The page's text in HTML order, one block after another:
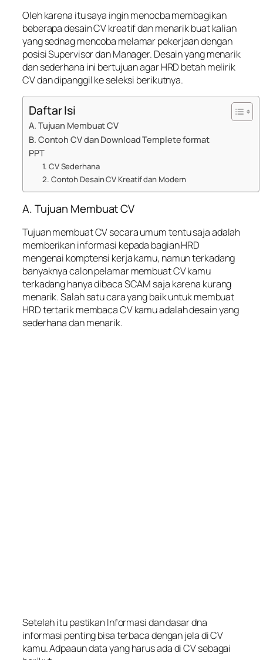
Oleh karena itu saya ingin menocba membagikan
beberapa desain CV kreatif dan menarik buat kalian
yang sednag mencoba melamar pekerjaan dengan
posisi Supervisor dan Manager. Desain yang menarik
dan sederhana ini bertujuan agar HRD betah melirik
CV dan dipanggil ke seleksi berikutnya.
Daftar Isi
A. Tujuan Membuat CV
B. Contoh CV dan Download Templete format
PPT
1. CV Sederhana
2. Contoh Desain CV Kreatif dan Modern
A. Tujuan Membuat CV
Tujuan membuat CV secara umum tentu saja adalah
memberikan informasi kepada bagian HRD
mengenai komptensi kerja kamu, namun terkadang
banyaknya calon pelamar membuat CV kamu
terkadang hanya dibaca SCAM saja karena kurang
menarik. Salah satu cara yang baik untuk membuat
HRD tertarik membaca CV kamu adalah desain yang
sederhana dan menarik.
Setelah itu pastikan Informasi dan dasar dna
informasi penting bisa terbaca dengan jela di CV
kamu. Adpaaun data yang harus ada di CV sebagai